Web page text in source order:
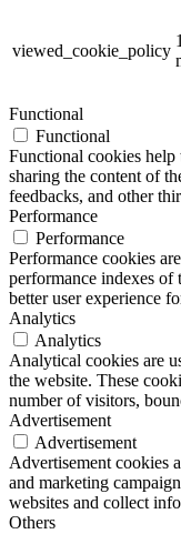
viewed_cookie_policy
Functional
Functional
Functional cookies
sharing the content of
feedbacks, and other
Performance
Performance
Performance cookies
performance indexes
better user experience
Analytics
Analytics
Analytical cookies are
the website. These
number of visitors,
Advertisement
Advertisement
Advertisement cookies
and marketing
websites and collect
Others